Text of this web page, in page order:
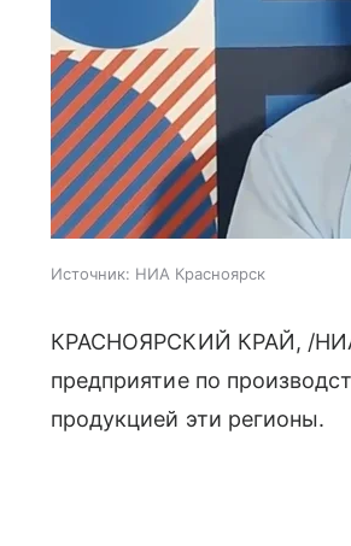
Источник: НИА Красноярск
КРАСНОЯРСКИЙ КРАЙ, /
предприятие по
продукцией эти регионы.